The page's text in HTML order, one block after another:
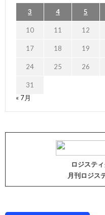
3 4 5
10 11 12
17 18 19
24 25 26
31
« 7月
ロジステ
月刊ロジス